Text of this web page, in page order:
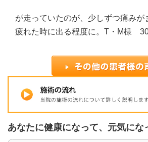
が走っていたのが、少しずつ痛みが
疲れた時に出る程度に。T・M様
あなたに健康になって、元気にな